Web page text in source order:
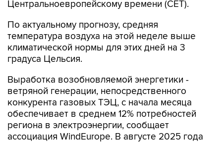
По актуальному прогнозу, средняя
климатической нормы для этих дней на 3
градуса Цельсия.
Выработка возобновляемой энергетики -
конкурента газовых ТЭЦ, с начала месяца
обеспечивает в среднем 12% потребностей
региона в электроэнергии, сообщает
ассоциация WindEurope. В августе 2025 года
их вклад был 14%.